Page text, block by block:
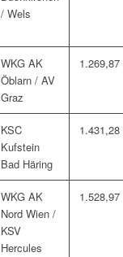
/ Wels
WKG AK
Öblarn / AV
Graz
1.269,87
KSC
Kufstein
Bad Häring
1.431,28
WKG AK
Nord Wien /
KSV
Hercules
1.528,97